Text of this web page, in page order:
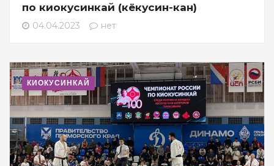
по киокусинкай (кёкусин-кан)
04.04.2023 нет
КИОКУСИНКАЙ